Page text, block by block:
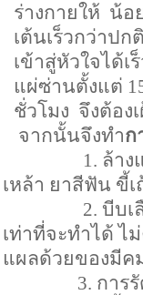
ร่างกายให้ น้อ
เต้นเร็วกว่าป
เข้าสู่หัวใจได้เ
แผ่ซ่านตั้งแต่
ชั่วโมง จึงต้อง
จากนั้นจึงทำก
1. ล้าง
เหล้า ยาสีฟัน ขี้
2. บีบเ
เท่าที่จะทำได้ ไ
แผลด้วยของมีค
3. การ